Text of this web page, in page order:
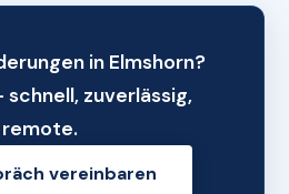
in Elmshorn?
zuverlässig,
remote.
vereinbaren